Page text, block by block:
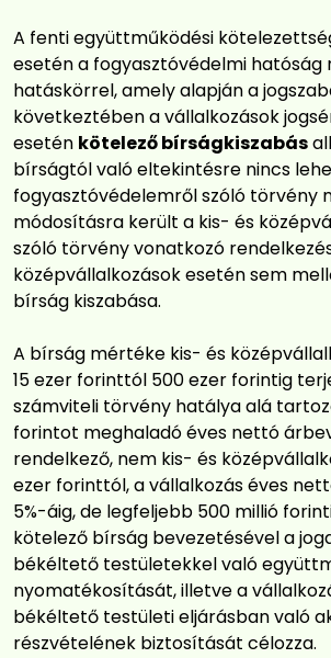
A fenti együttműködési
esetén a fogyasztóvédelmi hatóság
hatáskörrel, amely alapján a
következtében a vállalkozások
esetén kötelező bírságkiszabás
bírságtól való eltekintésre nincs
fogyasztóvédelemről szóló törvény
módosításra került a kis- és
szóló törvény vonatkozó
középvállalkozások esetén sem
bírság kiszabása.
A bírság mértéke kis- és
15 ezer forinttól 500 ezer forintig
számviteli törvény hatálya alá
forintot meghaladó éves nettó
rendelkező, nem kis- és
ezer forinttól, a vállalkozás éves
5%-áig, de legfeljebb 500 millió
kötelező bírság bevezetésével a
békéltető testületekkel való
nyomatékosítását, illetve a
békéltető testületi eljárásban való
részvételének biztosítását célozza.